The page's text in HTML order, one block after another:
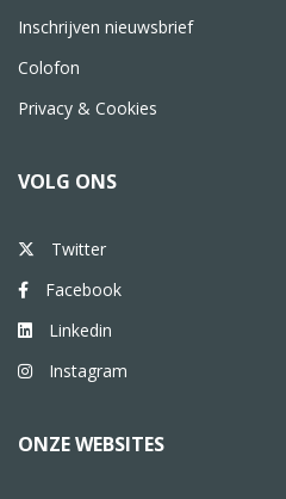
Inschrijven nieuwsbrief
Colofon
Privacy & Cookies
VOLG ONS
Twitter
Facebook
Linkedin
Instagram
ONZE WEBSITES